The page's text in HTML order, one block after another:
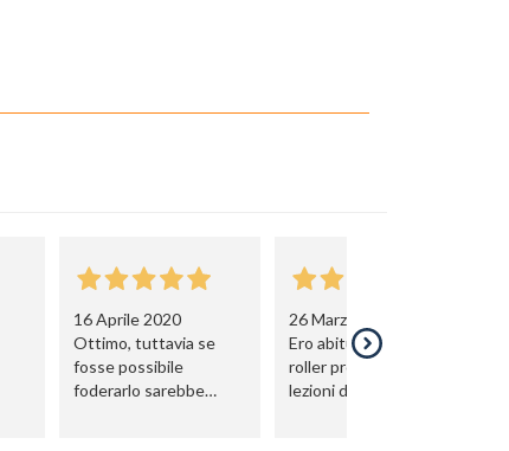
16 Aprile 2020
Ottimo, tuttavia se
fosse possibile
foderarlo sarebbe
26 Marzo 2020
Ero abituata ad usare il
roller pro durante le mie
lezioni di pilates: questo